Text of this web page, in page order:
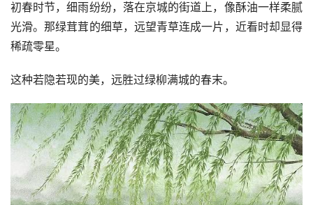
初春时节，细雨纷纷，落在京城的街道上，像酥油一样柔腻
光滑。那绿茸茸的细草，远望青草连成一片，近看时却显得
稀疏零星。
这种若隐若现的美，远胜过绿柳满城的春末。